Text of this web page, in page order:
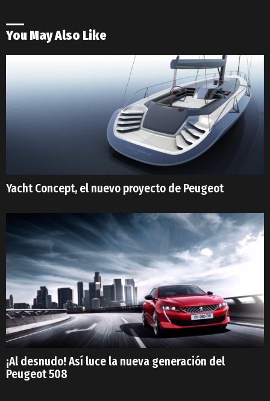
You May Also Like
Yacht Concept, el nuevo proyecto de Peugeot
¡Al desnudo! Así luce la nueva generación del
Peugeot 508